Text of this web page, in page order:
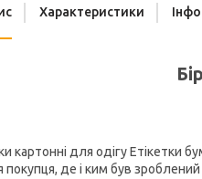
Характеристики
картонні для одігу Етікетки
покупця, де і ким був